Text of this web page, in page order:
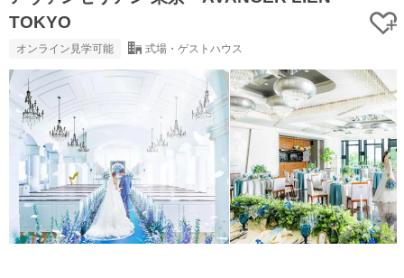
TOKYO
オンライン見学可能 式場・ゲストハウス